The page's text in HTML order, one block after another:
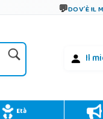
DOV´È IL
Il
Età